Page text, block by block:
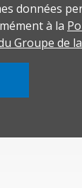
données
à la
Groupe de